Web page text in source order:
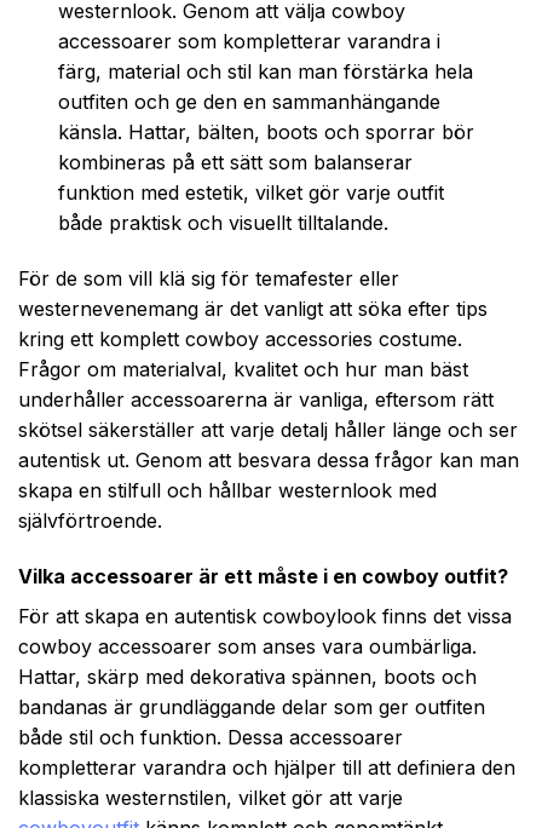
westernlook. Genom att välja cowboy
accessoarer som kompletterar varandra i
färg, material och stil kan man förstärka hela
outfiten och ge den en sammanhängande
känsla. Hattar, bälten, boots och sporrar bör
kombineras på ett sätt som balanserar
funktion med estetik, vilket gör varje outfit
både praktisk och visuellt tilltalande.
För de som vill klä sig för temafester eller
westernevenemang är det vanligt att söka efter tips
kring ett komplett cowboy accessories costume.
Frågor om materialval, kvalitet och hur man bäst
underhåller accessoarerna är vanliga, eftersom rätt
skötsel säkerställer att varje detalj håller länge och ser
autentisk ut. Genom att besvara dessa frågor kan man
skapa en stilfull och hållbar westernlook med
självförtroende.
Vilka accessoarer är ett måste i en cowboy outfit?
För att skapa en autentisk cowboylook finns det vissa
cowboy accessoarer som anses vara oumbärliga.
Hattar, skärp med dekorativa spännen, boots och
bandanas är grundläggande delar som ger outfiten
både stil och funktion. Dessa accessoarer
kompletterar varandra och hjälper till att definiera den
klassiska westernstilen, vilket gör att varje